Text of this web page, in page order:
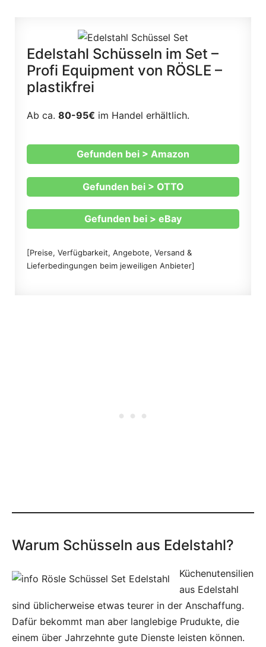
Edelstahl Schüsseln im Set –
Profi Equipment von RÖSLE –
plastikfrei
Ab ca. 80-95€ im Handel erhältlich.
Gefunden bei > Amazon
Gefunden bei > OTTO
Gefunden bei > eBay
[Preise, Verfügbarkeit, Angebote, Versand &
Lieferbedingungen beim jeweiligen Anbieter]
Warum Schüsseln aus Edelstahl?
Küchenutensilien
aus Edelstahl
sind üblicherweise etwas teurer in der Anschaffung.
Dafür bekommt man aber langlebige Prudukte, die
einem über Jahrzehnte gute Dienste leisten können.